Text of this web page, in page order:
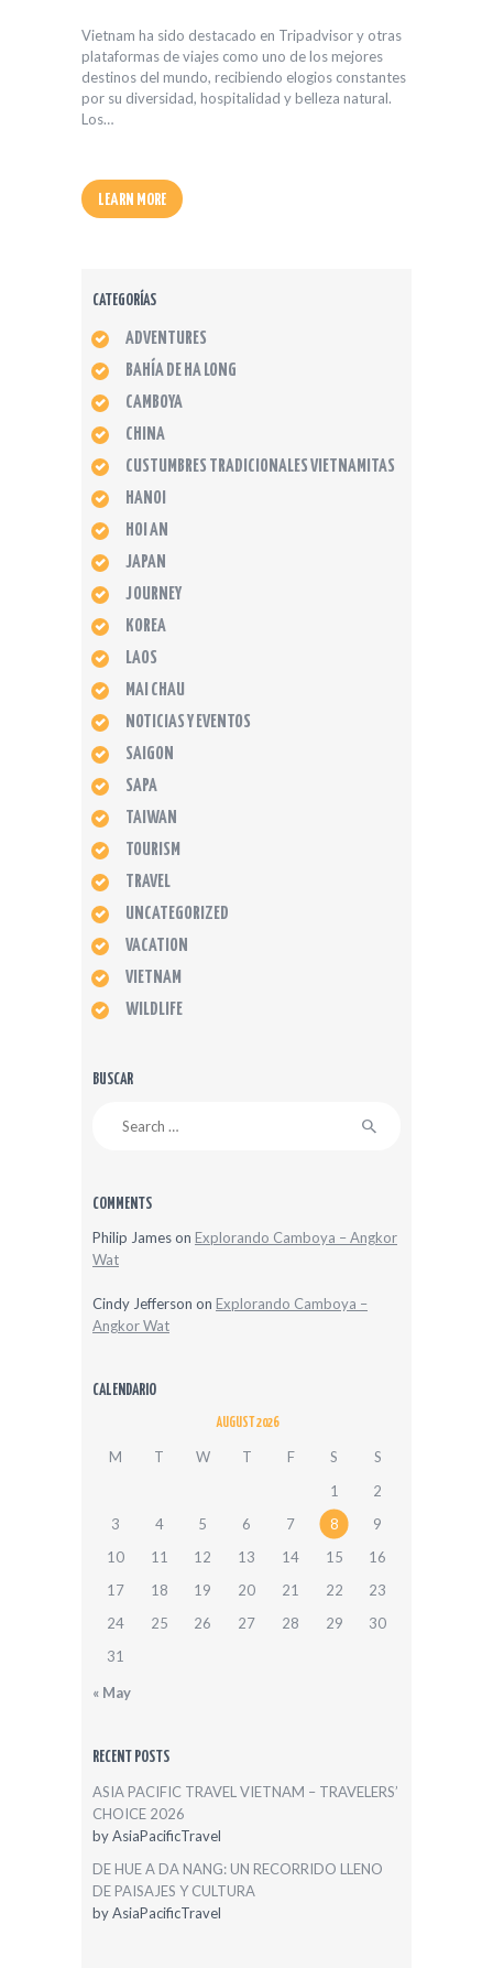
Vietnam ha sido destacado en Tripadvisor y otras
plataformas de viajes como uno de los mejores
destinos del mundo, recibiendo elogios constantes
por su diversidad, hospitalidad y belleza natural.
Los…
LEARN MORE
CATEGORÍAS
ADVENTURES
BAHÍA DE HA LONG
CAMBOYA
CHINA
CUSTUMBRES TRADICIONALES VIETNAMITAS
HANOI
HOI AN
JAPAN
JOURNEY
KOREA
LAOS
MAI CHAU
NOTICIAS Y EVENTOS
SAIGON
SAPA
TAIWAN
TOURISM
TRAVEL
UNCATEGORIZED
VACATION
VIETNAM
WILDLIFE
BUSCAR
COMMENTS
Philip Jameson Explorando Camboya – Angkor
Wat
Cindy Jefferson on Explorando Camboya –
Angkor Wat
CALENDARIO
AUGUST 2026
M T W T F S
S
1
2
3
4 5 6 7 8
9
10
11 12 13 14 15
16
17
18 19 20 21 22
23
24
25 26 27 28 29
30
31
« May
RECENT POSTS
ASIA PACIFIC TRAVEL VIETNAM – TRAVELERS’
CHOICE 2026
byAsiaPacificTravel
DE HUE A DA NANG: UN RECORRIDO LLENO
DE PAISAJES Y CULTURA
byAsiaPacificTravel